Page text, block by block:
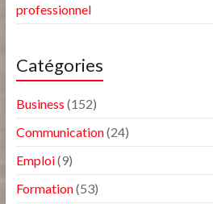
professionnel
Catégories
Business (152)
Communication(24)
Emploi(9)
Formation(53)